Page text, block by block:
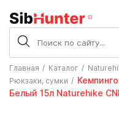
Главная Каталог
Рюкзаки, сумки
Белый 15л Naturehike